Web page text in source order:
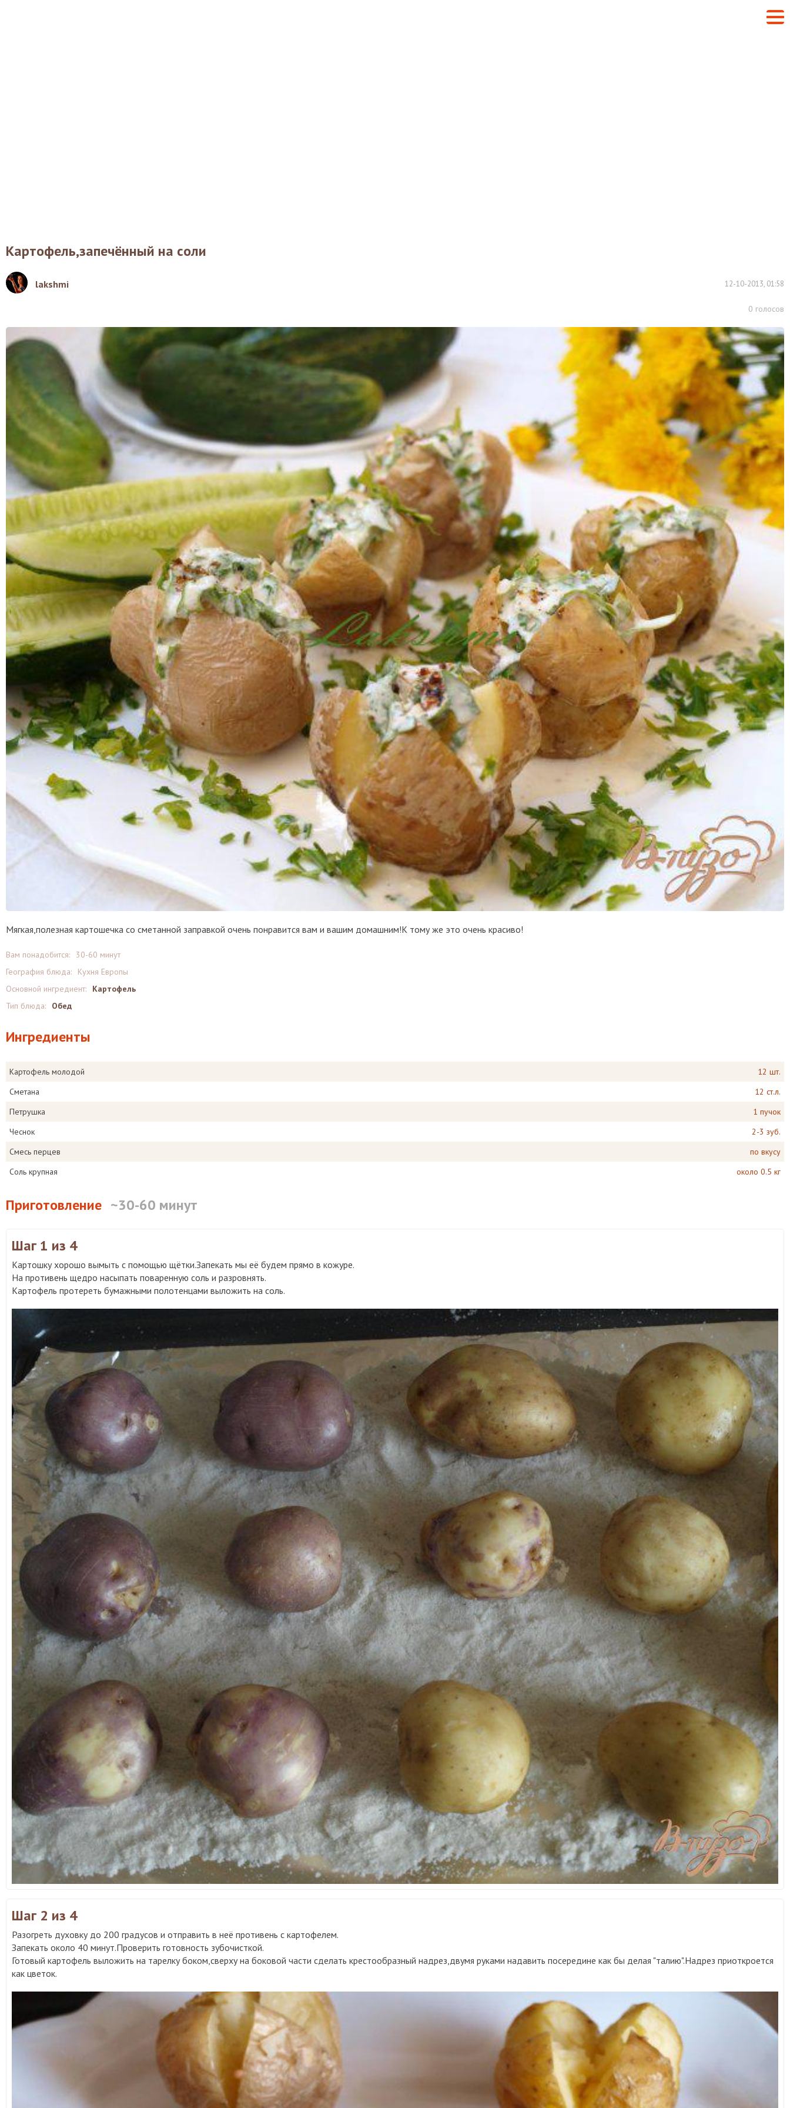
Картофель,запечённый на соли
lakshmi 12-10-2013, 01:58
0 голосов
Мягкая,полезная картошечка со сметанной заправкой очень понравится вам и вашим домашним!К тому же это очень красиво!
Вам понадобится:
30-60 минут
География блюда:
Кухня Европы
Основной ингредиент:
Картофель
Тип блюда:
Обед
Ингредиенты
Картофель молодой
12 шт.
Сметана
12 ст.л.
Петрушка
1 пучок
Чеснок
2-3 зуб.
Смесь перцев
по вкусу
Соль крупная
около 0.5 кг
Приготовление ~30-60 минут
Шаг 1 из 4
Картошку хорошо вымыть с помощью щётки.Запекать мы её будем прямо в кожуре.
На противень щедро насыпать поваренную соль и разровнять.
Картофель протереть бумажными полотенцами выложить на соль.
Шаг 2 из 4
Разогреть духовку до 200 градусов и отправить в неё противень с картофелем.
Запекать около 40 минут.Проверить готовность зубочисткой.
Готовый картофель выложить на тарелку боком,сверху на боковой части сделать крестообразный надрез,двумя руками надавить посередине как бы делая "талию".Надрез приоткроется
как цветок.